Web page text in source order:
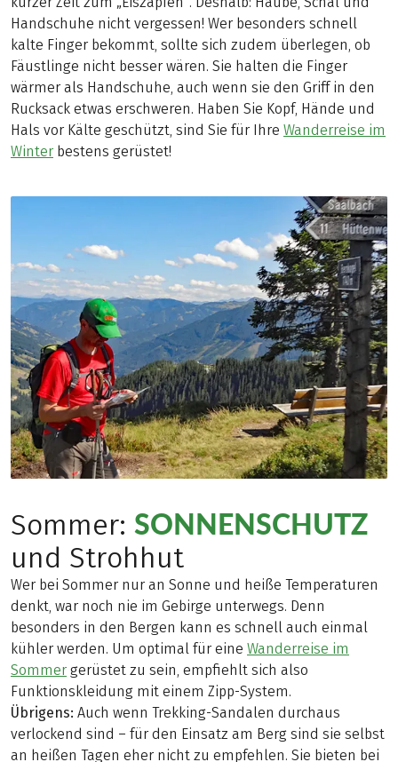
Handschuhe nicht vergessen! Wer besonders schnell
kalte Finger bekommt, sollte sich zudem überlegen, ob
Fäustlinge nicht besser wären. Sie halten die Finger
wärmer als Handschuhe, auch wenn sie den Griff in den
Rucksack etwas erschweren. Haben Sie Kopf, Hände und
Hals vor Kälte geschützt, sind Sie für Ihre Wanderreise im
Winter bestens gerüstet!
Sommer: SONNENSCHUTZ
und Strohhut
Wer bei Sommer nur an Sonne und heiße Temperaturen
denkt, war noch nie im Gebirge unterwegs. Denn
besonders in den Bergen kann es schnell auch einmal
kühler werden. Um optimal für eine Wanderreise im
Sommer gerüstet zu sein, empfiehlt sich also
Funktionskleidung mit einem Zipp-System.
Übrigens: Auch wenn Trekking-Sandalen durchaus
verlockend sind – für den Einsatz am Berg sind sie selbst
an heißen Tagen eher nicht zu empfehlen. Sie bieten bei